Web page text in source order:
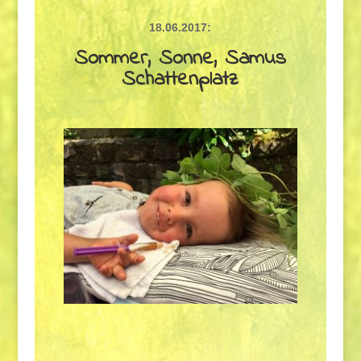
18.06.2017:
Sommer, Sonne, Samus
Schattenplatz